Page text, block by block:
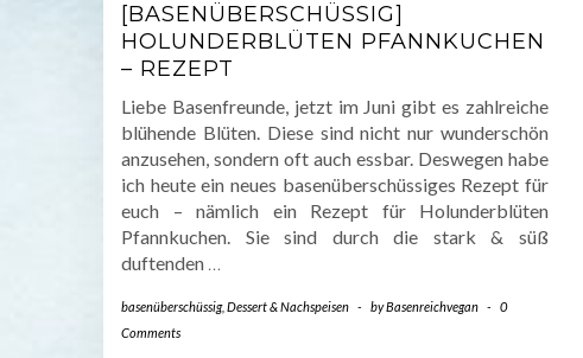
[BASENÜBERSCHÜSSIG]
HOLUNDERBLÜTEN PFANNKUCHEN
– REZEPT
Liebe Basenfreunde, jetzt im Juni gibt es zahlreiche
blühende Blüten. Diese sind nicht nur wunderschön
anzusehen, sondern oft auch essbar. Deswegen habe
ich heute ein neues basenüberschüssiges Rezept für
euch – nämlich ein Rezept für Holunderblüten
Pfannkuchen. Sie sind durch die stark & süß
duftenden …
basenüberschüssig, Dessert & Nachspeisen - byBasenreichvegan -
0
Comments